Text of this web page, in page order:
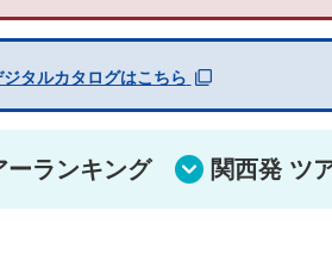
タルカタログはこちら
ーランキング 関西発 ツ